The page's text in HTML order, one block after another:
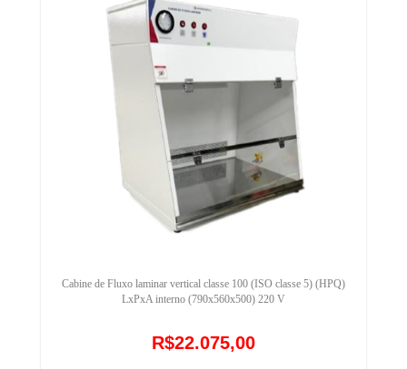
Cabine de Fluxo laminar vertical classe 100 (ISO classe 5) (HPQ)
LxPxA interno (790x560x500) 220 V
R$22.075,00